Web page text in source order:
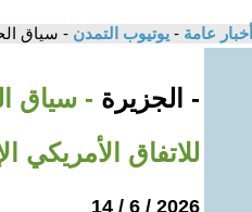
أخبار عامة - يوتيوب التمدن - سياق
- الجزيرة - سياق
للاتفاق الأمريكي
2026 / 6 / 14